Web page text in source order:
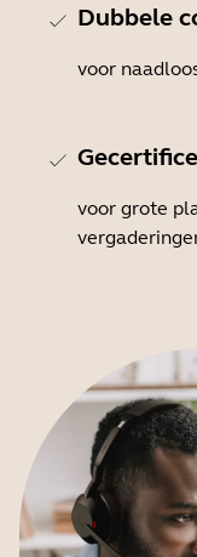
Dubbele
voor
voor grote